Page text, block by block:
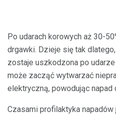
Po udarach korowych aż 30-
drgawki. Dzieje się tak
zostaje uszkodzona po
może zacząć wytwarzać
elektryczną, powodując napad
Czasami profilaktyka